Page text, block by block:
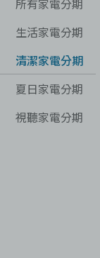
所有家電分期
生活家電分期
清潔家電分期
夏日家電分期
視聽家電分期